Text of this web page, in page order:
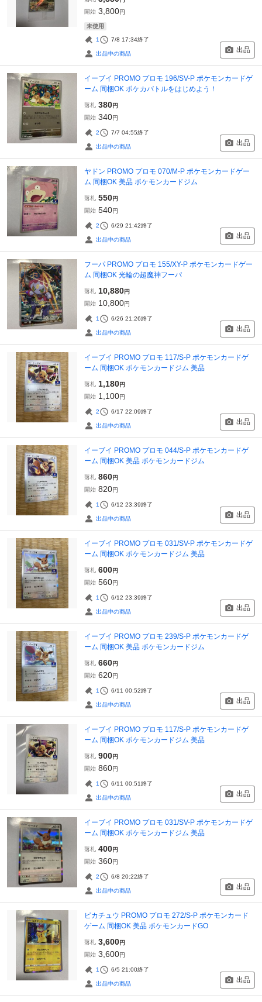
開始 3,800円
未使用
1 7/8 17:34終了
出品中の商品 出品
イーブイ PROMO プロモ 196/SV-P ポケモンカードゲ
ーム 同梱OK ポケカバトルをはじめよう！
落札 380円
開始 340円
2 7/7 04:55終了
出品中の商品 出品
ヤドン PROMO プロモ 070/M-P ポケモンカードゲー
ム 同梱OK 美品 ポケモンカードジム
落札 550円
開始 540円
2 6/29 21:42終了
出品中の商品 出品
フーパ PROMO プロモ 155/XY-P ポケモンカードゲー
ム 同梱OK 光輪の超魔神フーパ
落札 10,880円
開始 10,800円
1 6/26 21:26終了
出品中の商品 出品
イーブイ PROMO プロモ 117/S-P ポケモンカードゲ
ーム 同梱OK ポケモンカードジム 美品
落札 1,180円
開始 1,100円
2 6/17 22:09終了
出品中の商品 出品
イーブイ PROMO プロモ 044/S-P ポケモンカードゲ
ーム 同梱OK 美品 ポケモンカードジム
落札 860円
開始 820円
1 6/12 23:39終了
出品中の商品 出品
イーブイ PROMO プロモ 031/SV-P ポケモンカードゲ
ーム 同梱OK ポケモンカードジム 美品
落札 600円
開始 560円
1 6/12 23:39終了
出品中の商品 出品
イーブイ PROMO プロモ 239/S-P ポケモンカードゲ
ーム 同梱OK 美品 ポケモンカードジム
落札 660円
開始 620円
1 6/11 00:52終了
出品中の商品 出品
イーブイ PROMO プロモ 117/S-P ポケモンカードゲ
ーム 同梱OK ポケモンカードジム 美品
落札 900円
開始 860円
1 6/11 00:51終了
出品中の商品 出品
イーブイ PROMO プロモ 031/SV-P ポケモンカードゲ
ーム 同梱OK ポケモンカードジム 美品
落札 400円
開始 360円
2 6/8 20:22終了
出品中の商品 出品
ピカチュウ PROMO プロモ 272/S-P ポケモンカード
ゲーム 同梱OK 美品 ポケモンカードGO
落札 3,600円
開始 3,600円
1 6/5 21:00終了
出品中の商品 出品